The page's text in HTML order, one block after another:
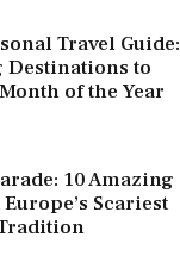
Travel Guide:
Destinations to
of the Year
10 Amazing
Scariest